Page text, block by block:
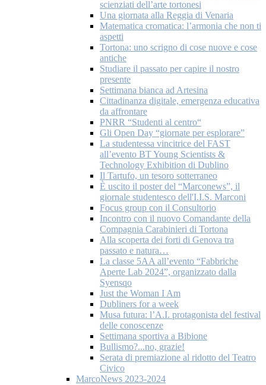
scienziati dell’arte tortonesi
Una giornata alla Reggia di Venaria
Matematica cromatica: l’armonia che non ti
aspetti
Tortona: uno scrigno di cose nuove e cose
antiche
Studiare il passato per capire il nostro
presente
Settimana bianca ad Artesina
Cittadinanza digitale, emergenza educativa
da affrontare
PNRR “Studenti al centro“
Gli Open Day “giornate per esplorare”
La studentessa vincitrice del FAST
all’evento BT Young Scientists &
Technology Exhibition di Dublino
Il Tartufo, un tesoro sotterraneo
È uscito il poster del “Marconews”, il
giornale studentesco dell'I.I.S. Marconi
Focus group con il Consultorio
Incontro con il nuovo Comandante della
Compagnia Carabinieri di Tortona
Alla scoperta dei forti di Genova tra
passato e natura…
La classe 5AA all’evento “Fabbriche
Aperte Lab 2024”, organizzato dalla
Syensqo
Just the Woman I Am
Dubliners for a week
Musa futura: l’A.I. protagonista del festival
delle conoscenze
Settimana sportiva a Bibione
Bullismo?...no, grazie!
Serata di premiazione al ridotto del Teatro
Civico
MarcoNews 2023-2024